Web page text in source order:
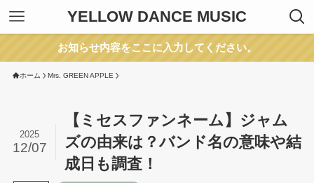
YELLOW DANCE MUSIC
お知らせ内容をここに入力してください。
ホーム Mrs. GREEN APPLE
【ミセスファンネーム】ジャム
ズの由来は？バンド名の意味や結
成日も調査！
2025
12/07